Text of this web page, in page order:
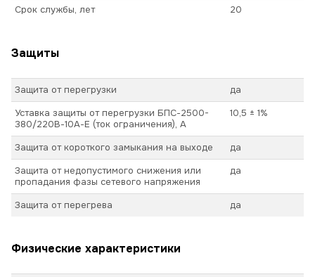
Срок службы, лет 20
Защиты
Защита от перегрузки
да
Уставка защиты от перегрузки БПС-2500-
380/220В-10А-Е (ток ограничения), А
10,5 ± 1%
Защита от короткого замыкания на выходе
да
Защита от недопустимого снижения или
пропадания фазы сетевого напряжения
да
Защита от перегрева да
Физические характеристики